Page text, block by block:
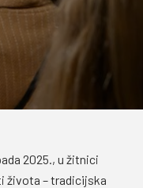
2025., u žitnici
života – tradicijska